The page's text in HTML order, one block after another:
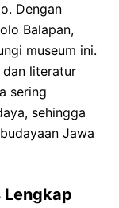
Dengan
Balapan,
museum ini.
dan literatur
sering
sehingga
Jawa
Lengkap